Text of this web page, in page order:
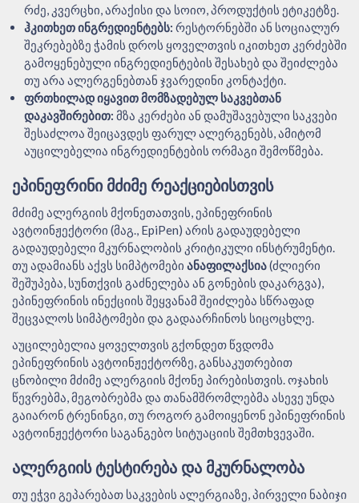
რძე, კვერცხი, არაქისი და სოიო, პროდუქტის ეტიკეტზე.
ჰკითხეთ ინგრედიენტებს: რესტორნებში ან სოციალურ
შეკრებებზე ჭამის დროს ყოველთვის იკითხეთ კერძებში
გამოყენებული ინგრედიენტების შესახებ და შეიძლება
თუ არა ალერგენებთან ჯვარედინი კონტაქტი.
ფრთხილად იყავით მომზადებულ საკვებთან
დაკავშირებით: მზა კერძები ან დამუშავებული საკვები
შესაძლოა შეიცავდეს ფარულ ალერგენებს, ამიტომ
აუცილებელია ინგრედიენტების ორმაგი შემოწმება.
ᲔᲞᲘᲜᲔᲤᲠᲘᲜᲘ ᲛᲫᲘᲛᲔ ᲠᲔᲐᲥᲪᲘᲔᲑᲘᲡᲗᲕᲘᲡ
მძიმე ალერგიის მქონეთათვის, ეპინეფრინის
ავტოინჟექტორი (მაგ., EpiPen) არის გადაუდებელი
გადაუდებელი მკურნალობის კრიტიკული ინსტრუმენტი.
თუ ადამიანს აქვს სიმპტომები ანაფილაქსია(ძლიერი
შეშუპება, სუნთქვის გაძნელება ან გონების დაკარგვა),
ეპინეფრინის ინექციის შეყვანამ შეიძლება სწრაფად
შეცვალოს სიმპტომები და გადაარჩინოს სიცოცხლე.
აუცილებელია ყოველთვის გქონდეთ წვდომა
ეპინეფრინის ავტოინჟექტორზე, განსაკუთრებით
ცნობილი მძიმე ალერგიის მქონე პირებისთვის. ოჯახის
წევრებმა, მეგობრებმა და თანამშრომლებმა ასევე უნდა
გაიარონ ტრენინგი, თუ როგორ გამოიყენონ ეპინეფრინის
ავტოინჟექტორი საგანგებო სიტუაციის შემთხვევაში.
ᲐᲚᲔᲠᲒᲘᲘᲡ ᲢᲔᲡᲢᲘᲠᲔᲑᲐ ᲓᲐ ᲛᲙᲣᲠᲜᲐᲚᲝᲑᲐ
თუ ეჭვი გეპარებათ საკვების ალერგიაზე, პირველი ნაბიჯი